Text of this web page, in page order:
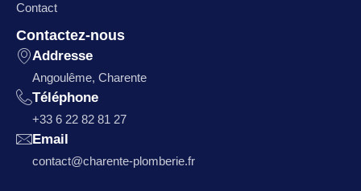
Contact
Contactez-nous
Addresse
Angoulême, Charente
Téléphone
+33 6 22 82 81 27
Email
contact@charente-plomberie.fr